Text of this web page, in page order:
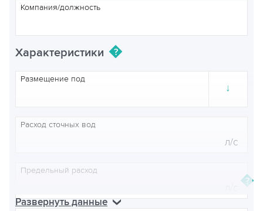
Компания/должность
Характеристики
↓
Размещение под
Расход сточных вод
л/с
Предельный расход
Развернуть данные